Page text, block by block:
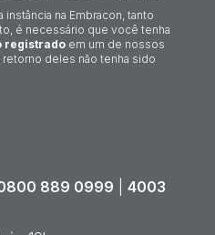
instância na Embracon, tanto
é necessário que você tenha
registrado em um de nossos
deles não tenha sido
889 0999
4003